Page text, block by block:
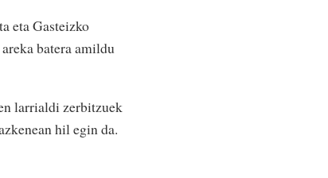
eta Gasteizko
batera amildu
larrialdi zerbitzuek
hil egin da.